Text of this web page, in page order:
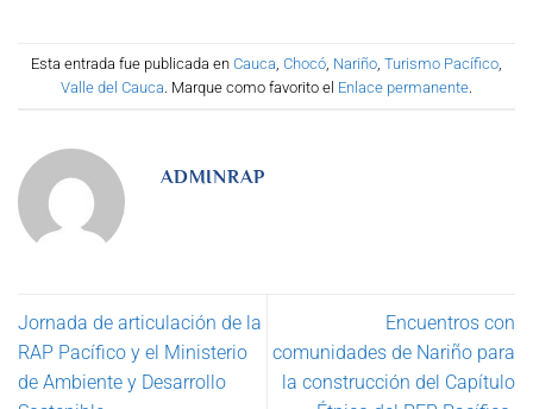
Esta entrada fue publicada en Cauca Chocó Nariño Turismo Pacífico
Valle del Cauca . Marque como favorito el Enlace permanente
ADMINRAP
Jornada de articulación de la
RAP Pacífico y el Ministerio
de Ambiente y Desarrollo
Encuentros con
comunidades de Nariño para
la construcción del Capítulo